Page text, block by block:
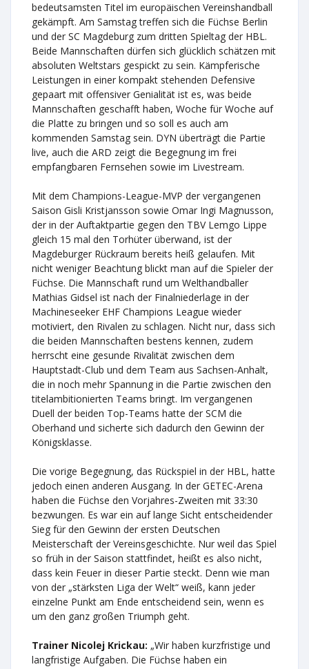
bedeutsamsten Titel im europäischen Vereinshandball
gekämpft. Am Samstag treffen sich die Füchse Berlin
und der SC Magdeburg zum dritten Spieltag der HBL.
Beide Mannschaften dürfen sich glücklich schätzen mit
absoluten Weltstars gespickt zu sein. Kämpferische
Leistungen in einer kompakt stehenden Defensive
gepaart mit offensiver Genialität ist es, was beide
Mannschaften geschafft haben, Woche für Woche auf
die Platte zu bringen und so soll es auch am
kommenden Samstag sein. DYN überträgt die Partie
live, auch die ARD zeigt die Begegnung im frei
empfangbaren Fernsehen sowie im Livestream.
Mit dem Champions-League-MVP der vergangenen
Saison Gisli Kristjansson sowie Omar Ingi Magnusson,
der in der Auftaktpartie gegen den TBV Lemgo Lippe
gleich 15 mal den Torhüter überwand, ist der
Magdeburger Rückraum bereits heiß gelaufen. Mit
nicht weniger Beachtung blickt man auf die Spieler der
Füchse. Die Mannschaft rund um Welthandballer
Mathias Gidsel ist nach der Finalniederlage in der
Machineseeker EHF Champions League wieder
motiviert, den Rivalen zu schlagen. Nicht nur, dass sich
die beiden Mannschaften bestens kennen, zudem
herrscht eine gesunde Rivalität zwischen dem
Hauptstadt-Club und dem Team aus Sachsen-Anhalt,
die in noch mehr Spannung in die Partie zwischen den
titelambitionierten Teams bringt. Im vergangenen
Duell der beiden Top-Teams hatte der SCM die
Oberhand und sicherte sich dadurch den Gewinn der
Königsklasse.
Die vorige Begegnung, das Rückspiel in der HBL, hatte
jedoch einen anderen Ausgang. In der GETEC-Arena
haben die Füchse den Vorjahres-Zweiten mit 33:30
bezwungen. Es war ein auf lange Sicht entscheidender
Sieg für den Gewinn der ersten Deutschen
Meisterschaft der Vereinsgeschichte. Nur weil das Spiel
so früh in der Saison stattfindet, heißt es also nicht,
dass kein Feuer in dieser Partie steckt. Denn wie man
von der „stärksten Liga der Welt“ weiß, kann jeder
einzelne Punkt am Ende entscheidend sein, wenn es
um den ganz großen Triumph geht.
Trainer Nicolej Krickau: „Wir haben kurzfristige und
langfristige Aufgaben. Die Füchse haben ein